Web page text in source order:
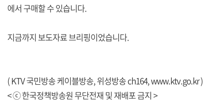
에서 구매할 수 있습니다.
지금까지 보도자료 브리핑이었습니다.
( KTV 국민방송 케이블방송, 위성방송 ch164,www.ktv.go.kr)
< ⓒ 한국정책방송원 무단전재 및 재배포 금지 >